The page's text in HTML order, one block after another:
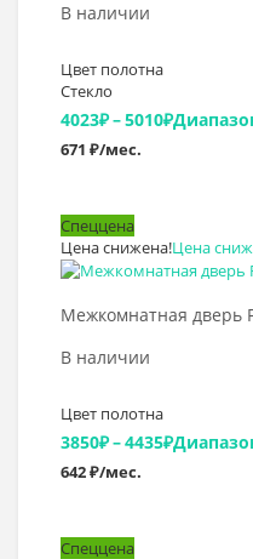
В наличии
Цвет полотна
Стекло
4023₽–5010₽
671 ₽/мес.
Спеццена
Цена снижена!Цена
Межкомнатная дверь
В наличии
Цвет полотна
3850₽–4435₽
642 ₽/мес.
Спеццена